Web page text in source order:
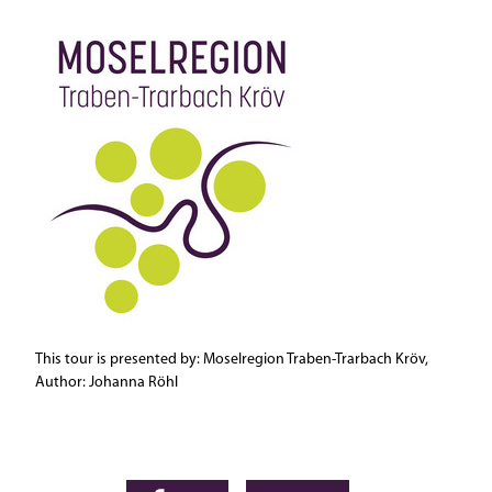
This tour is presented by: Moselregion Traben-Trarbach Kröv,
Author: Johanna Röhl